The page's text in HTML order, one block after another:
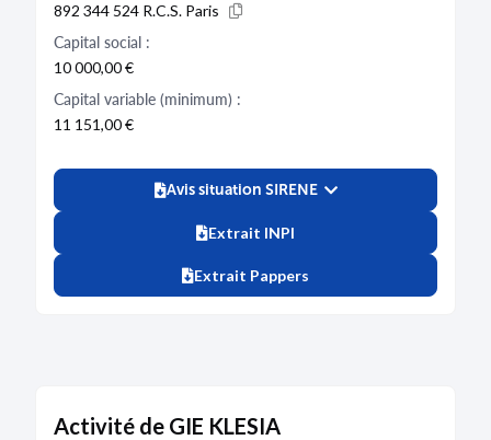
892 344 524 R.C.S. Paris
Capital social :
10 000,00 €
Capital variable (minimum) :
11 151,00 €
Avis situation SIRENE
Extrait INPI
Extrait Pappers
Activité de GIE KLESIA